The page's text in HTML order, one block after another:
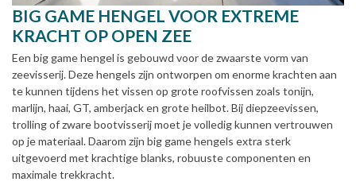
BIG GAME HENGEL VOOR EXTREME
KRACHT OP OPEN ZEE
Een big game hengel is gebouwd voor de zwaarste vorm van
zeevisserij. Deze hengels zijn ontworpen om enorme krachten aan
te kunnen tijdens het vissen op grote roofvissen zoals tonijn,
marlijn, haai, GT, amberjack en grote heilbot. Bij diepzeevissen,
trolling of zware bootvisserij moet je volledig kunnen vertrouwen
op je materiaal. Daarom zijn big game hengels extra sterk
uitgevoerd met krachtige blanks, robuuste componenten en
maximale trekkracht.